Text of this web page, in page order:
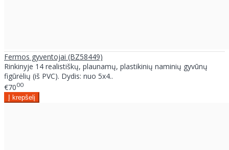
Fermos gyventojai (BZ58449)
Rinkinyje 14 realistiškų, plaunamų, plastikinių naminių gyvūnų
figūrėlių (iš PVC). Dydis: nuo 5x4..
€7000